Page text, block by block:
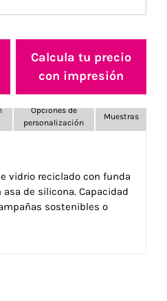
Calcula tu precio
con impresión
Opciones de
personalización
Muestras
vidrio reciclado con funda
de silicona. Capacidad
sostenibles o